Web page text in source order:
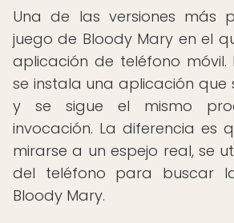
Una de las versiones más
juego de Bloody Mary en el
aplicación de teléfono móvil.
se instala una aplicación que
y se sigue el mismo
invocación. La diferencia es
mirarse a un espejo real, se
del teléfono para buscar
Bloody Mary.